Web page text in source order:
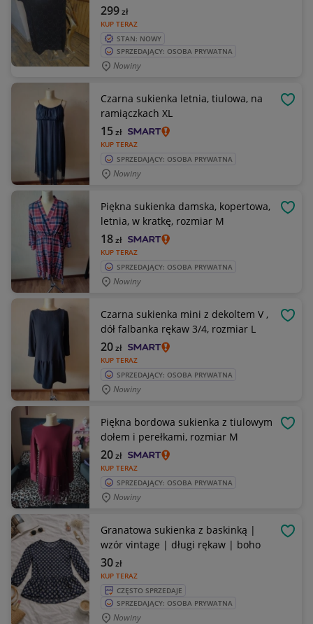
KUP TERAZ
299zł
STAN: NOWY
SPRZEDAJĄCY: OSOBA PRYWATNA
Nowiny
Czarna sukienka letnia, tiulowa, na
ramiączkach XL
KUP TERAZ
15zł
SPRZEDAJĄCY: OSOBA PRYWATNA
Nowiny
Piękna sukienka damska, kopertowa,
letnia, w kratkę, rozmiar M
KUP TERAZ
18zł
SPRZEDAJĄCY: OSOBA PRYWATNA
Nowiny
Czarna sukienka mini z dekoltem V ,
dół falbanka rękaw 3/4, rozmiar L
KUP TERAZ
20zł
SPRZEDAJĄCY: OSOBA PRYWATNA
Nowiny
Piękna bordowa sukienka z tiulowym
dołem i perełkami, rozmiar M
KUP TERAZ
20zł
SPRZEDAJĄCY: OSOBA PRYWATNA
Nowiny
Granatowa sukienka z baskinką |
wzór vintage | długi rękaw | boho
KUP TERAZ
30zł
CZĘSTO SPRZEDAJE
SPRZEDAJĄCY: OSOBA PRYWATNA
Nowiny